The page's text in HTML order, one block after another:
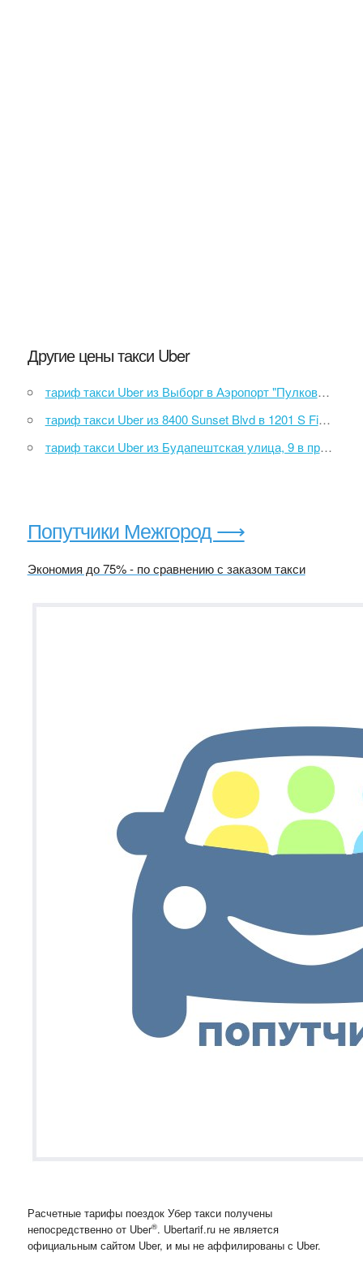
Другие цены такси Uber
тариф такси Uber из Выборг в Аэропорт "Пулково-1"
тариф такси Uber из 8400 Sunset Blvd в 1201 S Figueroa St
тариф такси Uber из Будапештская улица, 9 в проспект Славы
Попутчики Межгород ⟶
Экономия до 75% - по сравнению с заказом такси
Расчетные тарифы поездок Убер такси получены
непосредственно от Uber®. Ubertarif.ru не является
официальным сайтом Uber, и мы не аффилированы с Uber.